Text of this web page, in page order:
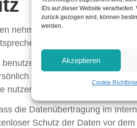
IDs auf dieser Website
zurück gezogen wird, können
werden.
Akzeptieren
Cookie
nehmen den Schutz Ihrer
der gesetzlichen
werden verschiedene
identifiziert werden
nutzen. Sie erläutert auch, wie
die Datenübertragung im
Schutz der Daten vor